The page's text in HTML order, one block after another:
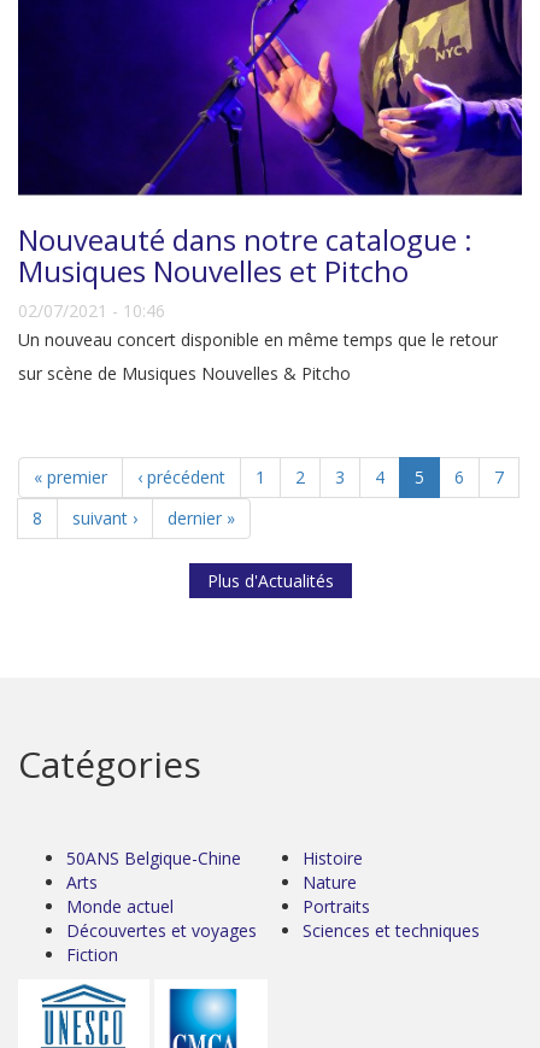
Nouveauté dans notre catalogue :
Musiques Nouvelles et Pitcho
02/07/2021 - 10:46
Un nouveau concert disponible en même temps que le retour
sur scène de Musiques Nouvelles & Pitcho
« premier ‹ précédent 1 2 3 4 5 6
7
8
suivant › dernier »
Plus d'Actualités
Catégories
50ANS Belgique-Chine
Arts
Monde actuel
Découvertes et voyages
Fiction
Histoire
Nature
Portraits
Sciences et techniques